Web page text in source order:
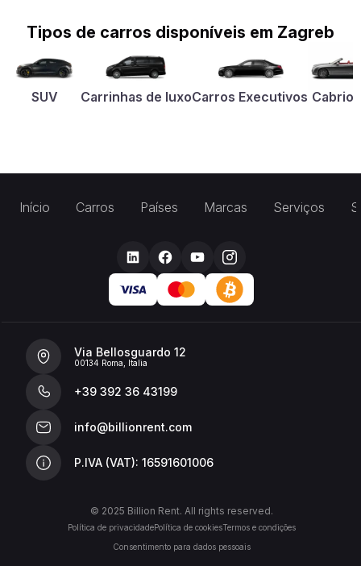
Tipos de carros disponíveis em Zagreb
SUV Carrinhas de luxoCarros Executivos
Início Carros Países Marcas Serviços
Via Bellosguardo 12
00134 Roma, Italia
+39 392 36 43199
info@billionrent.com
P.IVA (VAT): 16591601006
© 2025 Billion Rent. All rights reserved.
Política de privacidadePolítica de cookiesTermos e condições
Consentimento para dados pessoais